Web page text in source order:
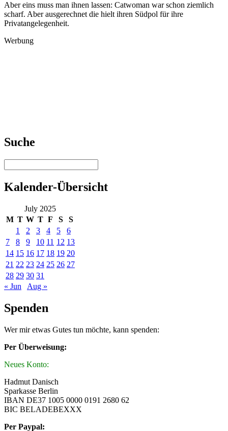
Aber eins muss man ihnen lassen: Catwoman war schon ziemlich
scharf. Aber ausgerechnet die hielt ihren Südpol für ihre
Privatangelegenheit.
Werbung
Suche
Kalender-Übersicht
July 2025
M T W T F S
S
1
2 3 4 5
6
7
8 9 10 11 12 13
14 15 16 17 18 19 20
21 22 23 24 25 26 27
28 29 30 31
« Jun
Aug »
Spenden
Wer mir etwas Gutes tun möchte, kann spenden:
Per Überweisung:
Neues Konto:
Hadmut Danisch
Sparkasse Berlin
IBAN DE37 1005 0000 0191 2680 62
BIC BELADEBEXXX
Per Paypal: